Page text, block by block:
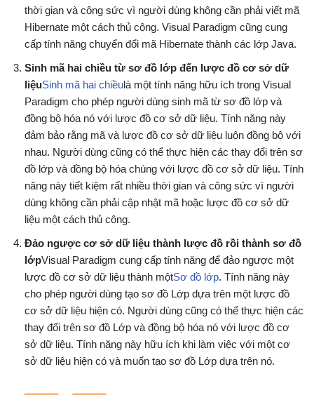
thời gian và công sức vì người dùng không cần phải viết mã
Hibernate một cách thủ công. Visual Paradigm cũng cung
cấp tính năng chuyển đổi mã Hibernate thành các lớp Java.
Sinh mã hai chiều từ sơ đồ lớp đến lược đồ cơ sở dữ
liệuSinh mã hai chiềulà một tính năng hữu ích trong Visual
Paradigm cho phép người dùng sinh mã từ sơ đồ lớp và
đồng bộ hóa nó với lược đồ cơ sở dữ liệu. Tính năng này
đảm bảo rằng mã và lược đồ cơ sở dữ liệu luôn đồng bộ với
nhau. Người dùng cũng có thể thực hiện các thay đổi trên sơ
đồ lớp và đồng bộ hóa chúng với lược đồ cơ sở dữ liệu. Tính
năng này tiết kiệm rất nhiều thời gian và công sức vì người
dùng không cần phải cập nhật mã hoặc lược đồ cơ sở dữ
liệu một cách thủ công.
Đảo ngược cơ sở dữ liệu thành lược đồ rồi thành sơ đồ
lớpVisual Paradigm cung cấp tính năng để đảo ngược một
lược đồ cơ sở dữ liệu thành mộtSơ đồ lớp. Tính năng này
cho phép người dùng tạo sơ đồ Lớp dựa trên một lược đồ
cơ sở dữ liệu hiện có. Người dùng cũng có thể thực hiện các
thay đổi trên sơ đồ Lớp và đồng bộ hóa nó với lược đồ cơ
sở dữ liệu. Tính năng này hữu ích khi làm việc với một cơ
sở dữ liệu hiện có và muốn tạo sơ đồ Lớp dựa trên nó.